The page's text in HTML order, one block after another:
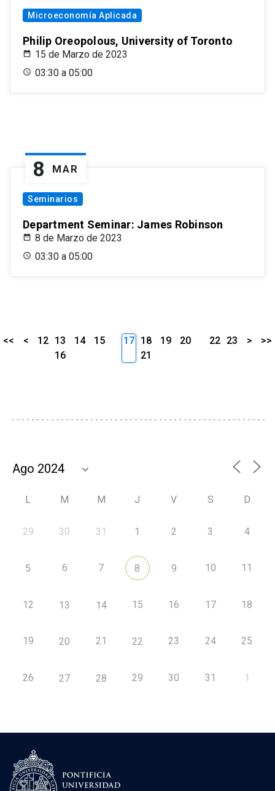
Microeconomía Aplicada
Philip Oreopolous, University of Toronto
15 de Marzo de 2023
03:30 a 05:00
8 MAR
Seminarios
Department Seminar: James Robinson
8 de Marzo de 2023
03:30 a 05:00
<< < 12 13 14
15
16
17 18 19
20
21
22 23 > >>
L M M J V S D
29 30 31 1 2 3 4
5 6 7 8 9 10 11
12 13 14 15 16 17 18
19 20 21 22 23 24 25
26 27 28 29 30 31 1